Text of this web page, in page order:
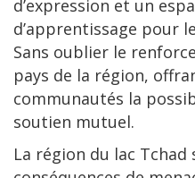
d’expression et un
d’apprentissage pour
Sans oublier le
pays de la région,
communautés la
soutien mutuel.
La région du lac